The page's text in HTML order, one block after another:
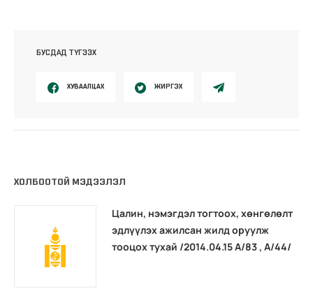
БУСДАД ТҮГЭЭХ
ХУВААЛЦАХ ЖИРГЭХ
ХОЛБООТОЙ МЭДЭЭЛЭЛ
Цалин, нэмэгдэл тогтоох, хөнгөлөлт
эдлүүлэх ажилсан жилд оруулж
тооцох тухай /2014.04.15 А/83 , А/44/